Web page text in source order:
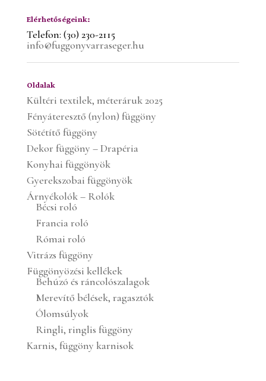
Elérhetőségeink:
Telefon: (30) 230-2115
info@fuggonyvarraseger.hu
Oldalak
Kültéri textilek, méteráruk 2025
Fényáteresztő (nylon) függöny
Sötétítő függöny
Dekor függöny – Drapéria
Konyhai függönyök
Gyerekszobai függönyök
Árnyékolók – Rolók
Bécsi roló
Francia roló
Római roló
Vitrázs függöny
Függönyözési kellékek
Behúzó és ráncolószalagok
Merevítő bélések, ragasztók
Ólomsúlyok
Ringli, ringlis függöny
Karnis, függöny karnisok